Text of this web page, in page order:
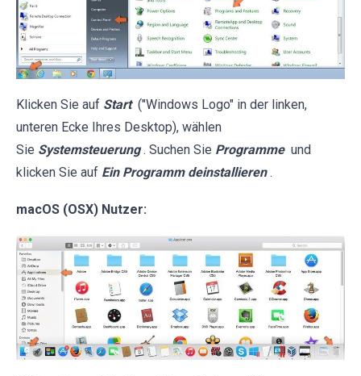
Klicken Sie auf Start ("Windows Logo" in der linken,
unteren Ecke Ihres Desktop), wählen
Sie Systemsteuerung . Suchen Sie Programme und
klicken Sie auf Ein Programm deinstallieren .
macOS (OSX) Nutzer: